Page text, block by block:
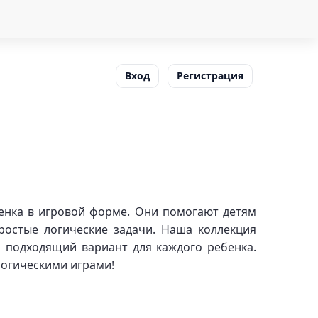
Вход Регистрация
в игровой форме. Они помогают детям
логические задачи. Наша коллекция
вариант для каждого ребенка.
играми!